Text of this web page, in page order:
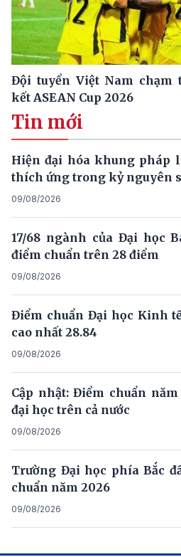
Đội tuyển Việt Nam chạm
kết ASEAN Cup 2026
Tin mới
Hiện đại hóa khung pháp
thích ứng trong kỷ nguyên
09/08/2026
17/68 ngành của Đại học
điểm chuẩn trên 28 điểm
09/08/2026
Điểm chuẩn Đại học Kinh
cao nhất 28.84
09/08/2026
Cập nhật: Điểm chuẩn
đại học trên cả nước
09/08/2026
Trường Đại học phía Bắc
chuẩn năm 2026
09/08/2026